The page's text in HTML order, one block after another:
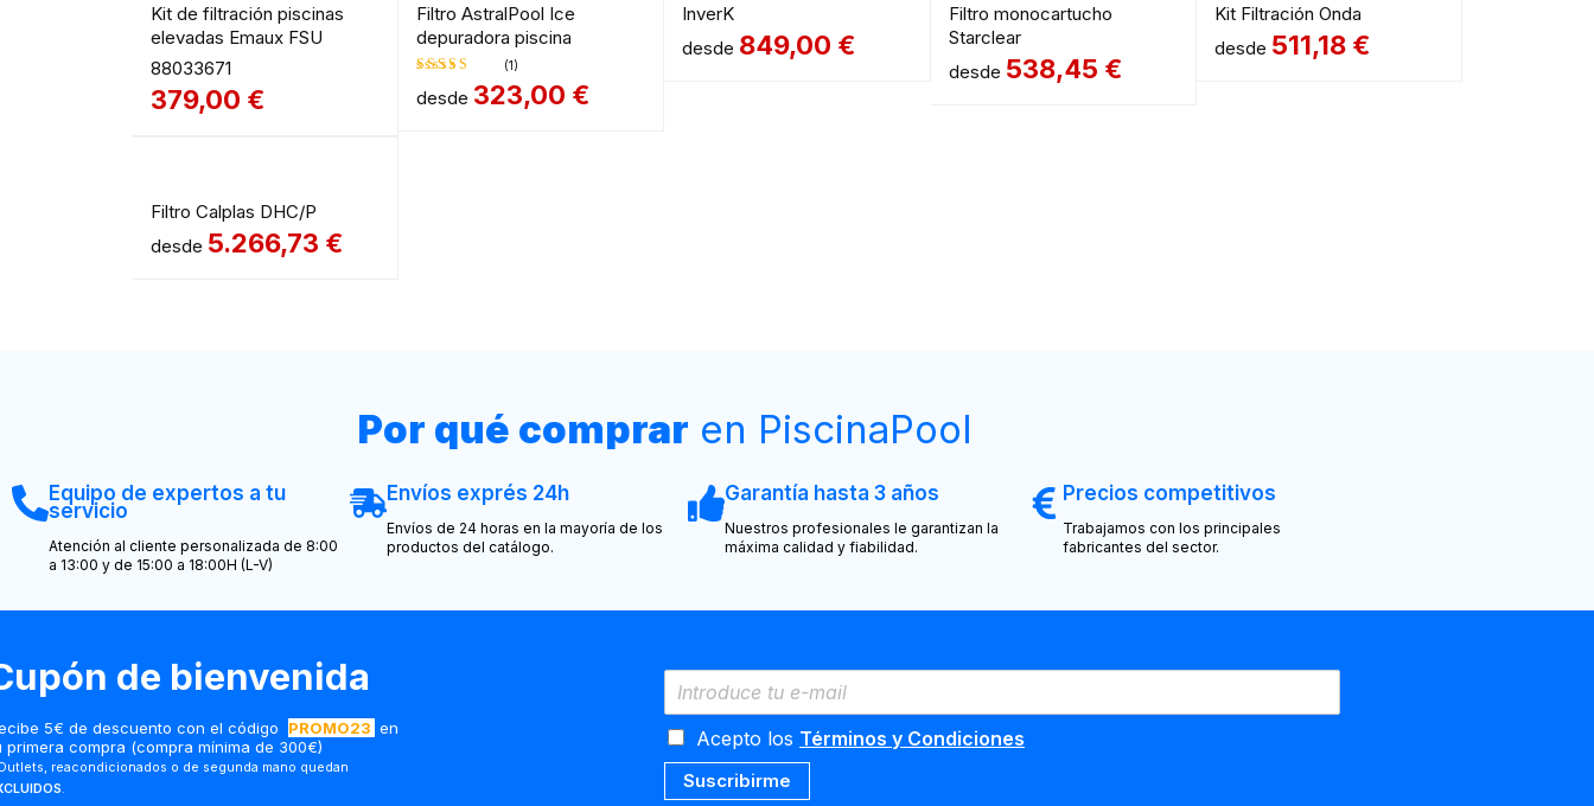
Kit de filtración piscinas
elevadas Emaux FSU
88033671
379,00 €
Filtro AstralPool Ice
depuradora piscina
Valorado
(1)
desde 323,00 €
InverK
desde 849,00 €
Filtro monocartucho
Starclear
desde 538,45 €
Kit Filtración Onda
desde 511,18 €
Filtro Calplas DHC/P
desde 5.266,73 €
Por qué comprar en PiscinaPool
Equipo de expertos a tu
servicio
Atención al cliente personalizada de 8:00
a 13:00 y de 15:00 a 18:00H (L-V)
Envíos exprés 24h
Envíos de 24 horas en la mayoría de los
productos del catálogo.
Garantía hasta 3 años
Nuestros profesionales le garantizan la
máxima calidad y fiabilidad.
Precios competitivos
Trabajamos con los principales
fabricantes del sector.
de bienvenida
5€ de descuento con el código PROMO23 en
primera compra (compra mínima de 300€)
reacondicionados o de segunda mano quedan
.
Acepto los Términos y Condiciones
Suscribirme